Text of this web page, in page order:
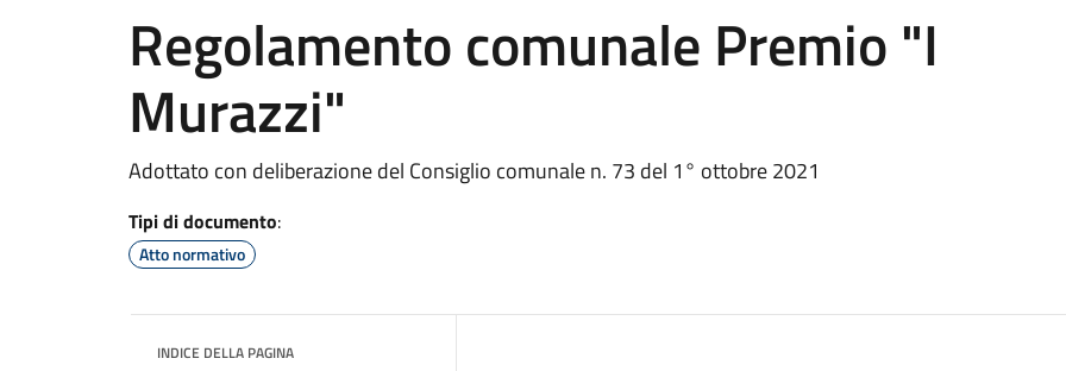
Regolamento comunale Premio "I
Murazzi"
Adottato con deliberazione del Consiglio comunale n. 73 del 1° ottobre 2021
Tipi di documento:
Atto normativo
INDICE DELLA PAGINA